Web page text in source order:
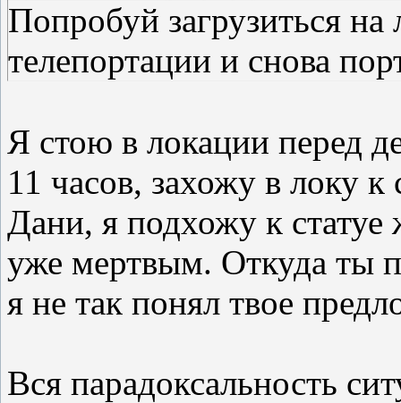
Попробуй загрузиться на
телепортации и снова
Я стою в локации перед
11 часов, захожу в локу к
Дани, я подхожу к
уже мертвым. Откуда ты
я не так понял твое
Вся парадоксальность